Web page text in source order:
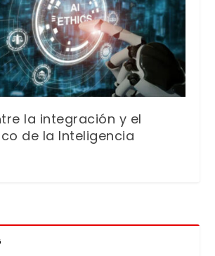
la integración y el
de la Inteligencia